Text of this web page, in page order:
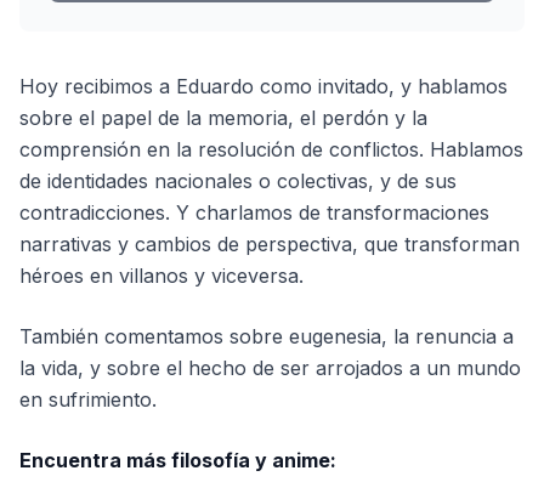
Hoy recibimos a Eduardo como invitado, y hablamos
sobre el papel de la memoria, el perdón y la
comprensión en la resolución de conflictos. Hablamos
de identidades nacionales o colectivas, y de sus
contradicciones. Y charlamos de transformaciones
narrativas y cambios de perspectiva, que transforman
héroes en villanos y viceversa.
También comentamos sobre eugenesia, la renuncia a
la vida, y sobre el hecho de ser arrojados a un mundo
en sufrimiento.
Encuentra más filosofía y anime: